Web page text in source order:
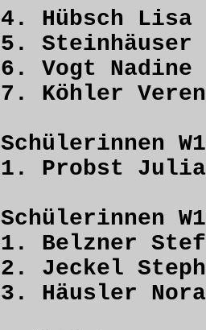
4. Hübsch
5.
6. Vogt
7. Köhler
Schülerinnen
1. Probst
Schülerinnen
1. Belzner
2. Jeckel
3. Häusler